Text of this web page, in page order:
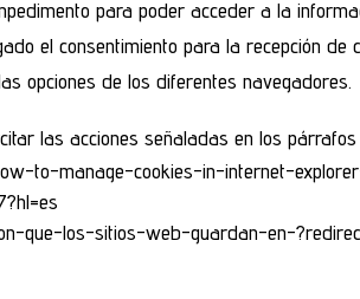
para poder acceder a la
el consentimiento para la recepción
opciones de los diferentes navegadores.
las acciones señaladas en los
to-manage-cookies-in-internet-
que-los-sitios-web-guardan-en-